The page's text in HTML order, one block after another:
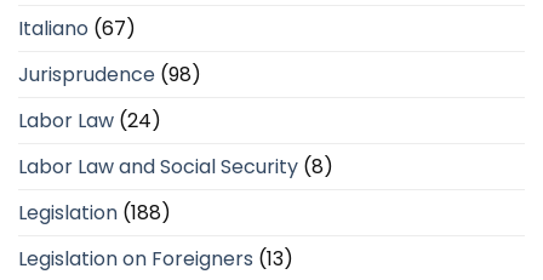
Italiano (67)
Jurisprudence (98)
Labor Law (24)
Labor Law and Social Security (8)
Legislation (188)
Legislation on Foreigners (13)